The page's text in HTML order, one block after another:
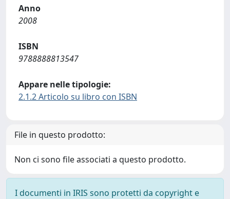
Anno
2008
ISBN
9788888813547
Appare nelle tipologie:
2.1.2 Articolo su libro con ISBN
File in questo prodotto:
Non ci sono file associati a questo prodotto.
I documenti in IRIS sono protetti da copyright e